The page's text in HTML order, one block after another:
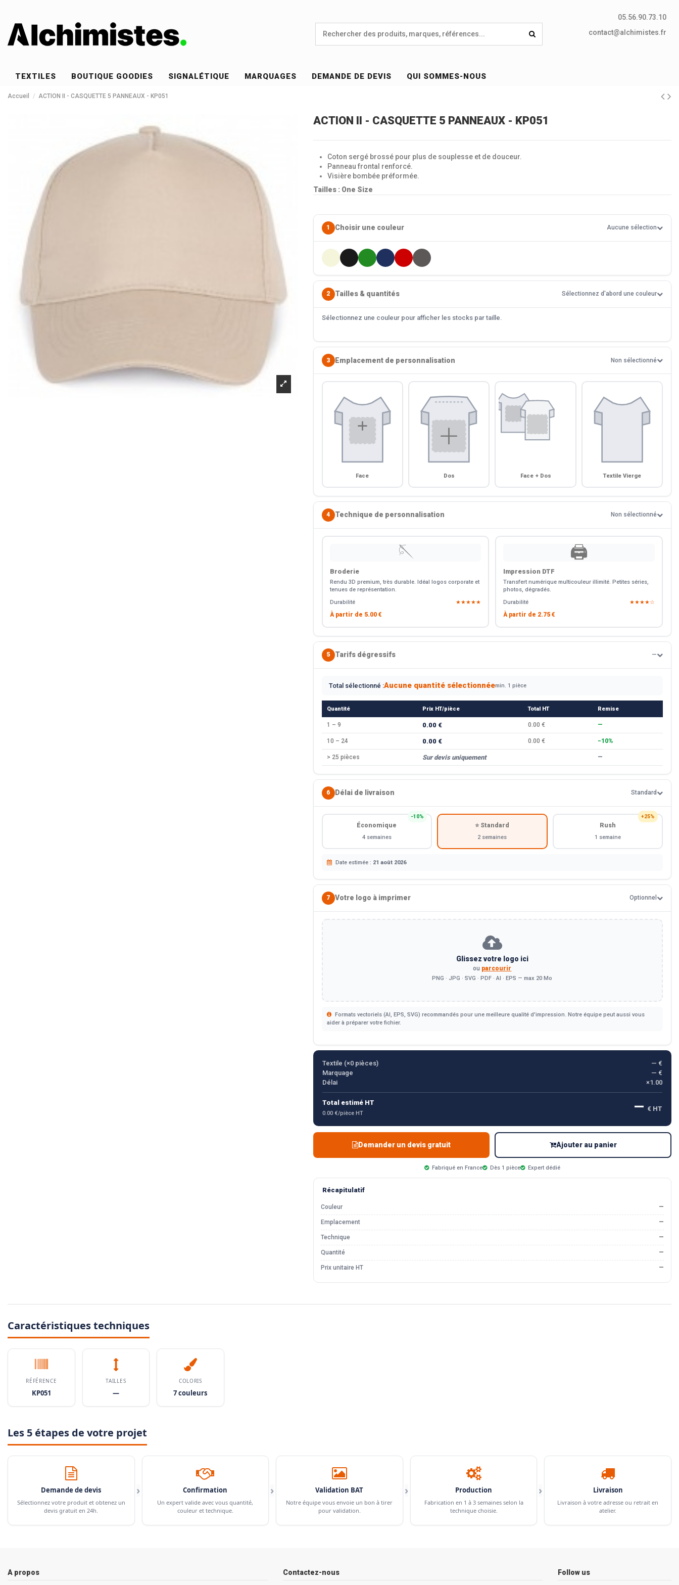
05.56.90.73.10
contact@alchimistes.fr
TEXTILES BOUTIQUE GOODIES SIGNALÉTIQUE MARQUAGES DEMANDE DE DEVIS QUI SOMMES-NOUS
Accueil ACTION II - CASQUETTE 5 PANNEAUX - KP051
ACTION II - CASQUETTE 5 PANNEAUX - KP051
Coton sergé brossé pour plus de souplesse et de douceur.
Panneau frontal renforcé.
Visière bombée préformée.
Tailles : One Size
1 Choisir une couleur Aucune sélection
2 Tailles & quantités Sélectionnez d'abord une couleur
Sélectionnez une couleur pour afficher les stocks par taille.
3 Emplacement de personnalisation Non sélectionné
Face Dos Face + Dos Textile Vierge
4 Technique de personnalisation Non sélectionné
🪡
Broderie
Rendu 3D premium, très durable. Idéal logos corporate et
tenues de représentation.
Durabilité
★★★★★
À partir de 5.00 €
🖨️
Impression DTF
Transfert numérique multicouleur illimité. Petites séries,
photos, dégradés.
Durabilité
★★★★☆
À partir de 2.75 €
5 Tarifs dégressifs —
Total sélectionné :Aucune quantité sélectionnéemin. 1 pièce
Quantité Prix HT/pièce Total HT Remise
1 – 9 0.00 € 0.00 € —
10 – 24 0.00 € 0.00 € −10%
> 25 pièces Sur devis uniquement —
6 Délai de livraison Standard
−10%
Économique
4 semaines
⭐ Standard
2 semaines
+25%
Rush
1 semaine
Date estimée : 21 août 2026
7 Votre logo à imprimer Optionnel
Glissez votre logo ici
ou parcourir
PNG · JPG · SVG · PDF · AI · EPS — max 20 Mo
Formats vectoriels (AI, EPS, SVG) recommandés pour une meilleure qualité d'impression. Notre équipe peut aussi vous
aider à préparer votre fichier.
Textile (×0pièces)
— €
Marquage
— €
Délai
×1.00
Total estimé HT
0.00 €/pièce HT — € HT
Demander un devis gratuit Ajouter au panier
Fabriqué en France Dès 1 pièce Expert dédié
Récapitulatif
Couleur —
Emplacement —
Technique —
Quantité —
Prix unitaire HT —
Caractéristiques techniques
RÉFÉRENCE
KP051
TAILLES
—
COLORIS
7 couleurs
Les 5 étapes de votre projet
Demande de devis
Sélectionnez votre produit et obtenez un
devis gratuit en 24h.
› Confirmation
Un expert valide avec vous quantité,
couleur et technique.
› Validation BAT
Notre équipe vous envoie un bon à tirer
pour validation.
› Production
Fabrication en 1 à 3 semaines selon la
technique choisie.
› Livraison
Livraison à votre adresse ou retrait en
atelier.
A propos Contactez-nous Follow us